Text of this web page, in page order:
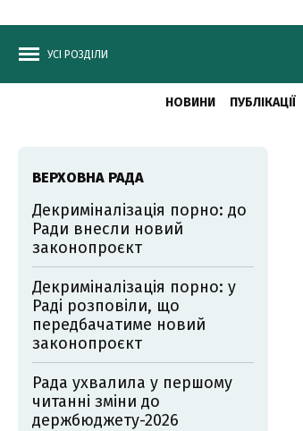
УСІ РОЗДІЛИ
НОВИНИ ПУБЛІКАЦІЇ
ВЕРХОВНА РАДА
Декриміналізація порно: до
Ради внесли новий
законопроєкт
Декриміналізація порно: у
Раді розповіли, що
передбачатиме новий
законопроєкт
Рада ухвалила у першому
читанні зміни до
держбюджету-2026